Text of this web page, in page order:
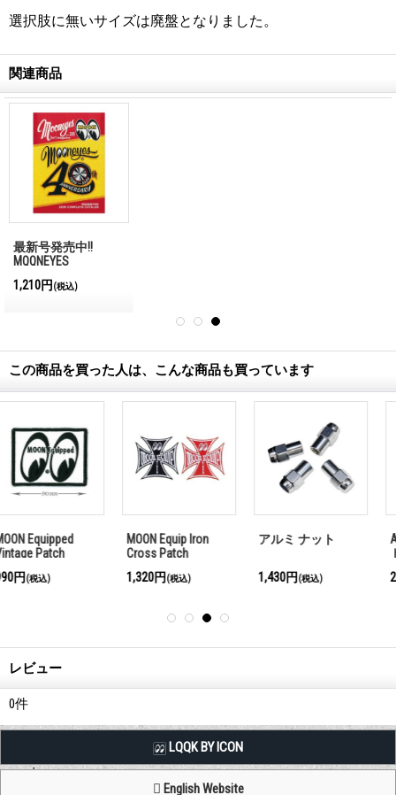
選択肢に無いサイズは廃盤となりました。
関連商品
最新号発売中!!
MQQNEYES
Magazine No.28 2026
1,210円 (税込)
この商品を買った人は、こんな商品も買っています
MOON Equip Iron
Cross Patch
1,320円
アルミ ナット
1,430円(税込)
Acon ロック ナッ
2,860円(税込)
レビュー
0件
LQQK BY ICON
English Website